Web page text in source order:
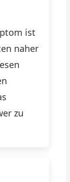
ist
naher
zu